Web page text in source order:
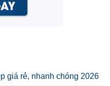
giá rẻ, nhanh chóng 2026